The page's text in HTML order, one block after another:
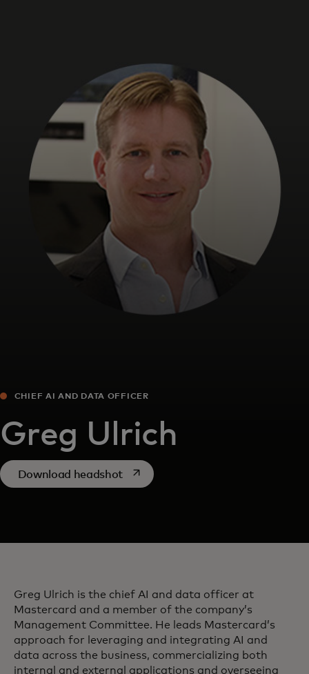
Dla świata
Dla innowatorów
Aktualności i trendy
CHIEF AI AND DATA OFFICER
​Greg Ulrich
Download headshotopens in a new tab
​Greg Ulrich is the chief AI and data officer at
Mastercard and a member of the company’s
Management Committee. He leads Mastercard’s
approach for leveraging and integrating AI and
data across the business, commercializing both
internal and external applications and overseeing